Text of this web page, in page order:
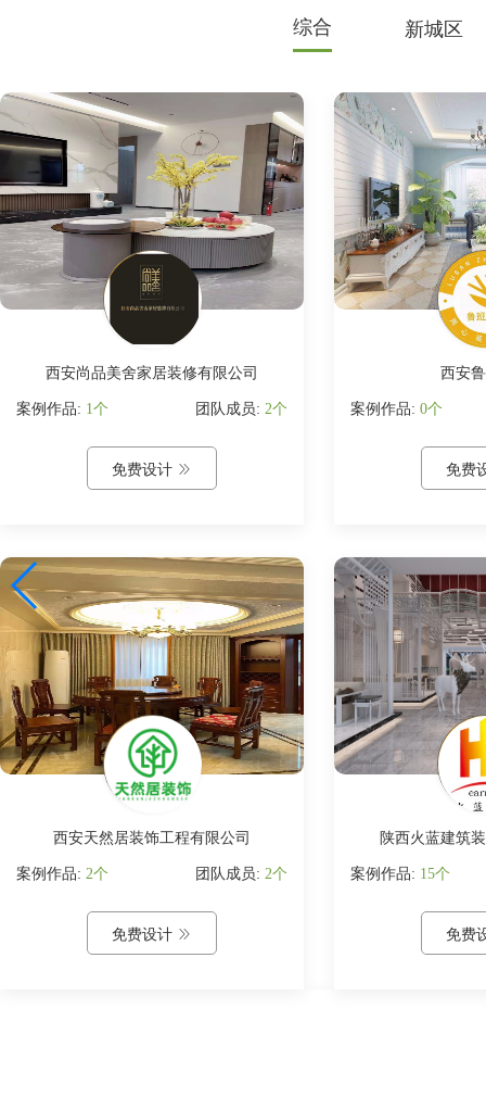
综合 新城区
西安尚品美舍家居装修有限公司
案例作品: 1个 团队成员: 2个
免费设计 
西安天然居装饰工程有限公司
案例作品: 2个 团队成员: 2个
免费设计 
西安
案例作品: 0个
免费
陕西火蓝建筑
案例作品: 15个
免费